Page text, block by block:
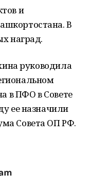
и
В
наград.
руководила
в ПФО в Совете
ее назначили
Совета ОП РФ.